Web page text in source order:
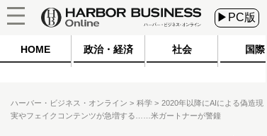
▶PC版
HOME 政治・経済 社会 国際
ハーバー・ビジネス・オンライン 科学
2020年以降にAIによる偽造現
実やフェイクコンテンツが急増する……米ガートナーが警鐘